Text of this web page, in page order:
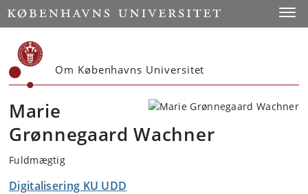
Start
Om Københavns Universitet
Marie
Grønnegaard Wachner
Fuldmægtig
Digitalisering KU UDD